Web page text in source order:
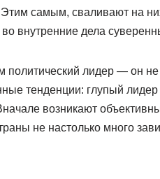
самым, сваливают на
внутренние дела
лидер — он не
тенденции: глупый
возникают
не настолько много